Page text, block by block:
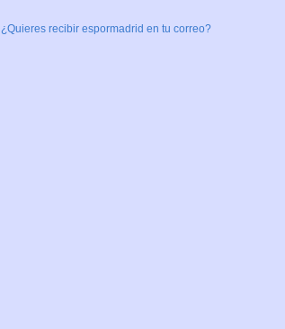
¿Quieres recibir espormadrid en tu correo?